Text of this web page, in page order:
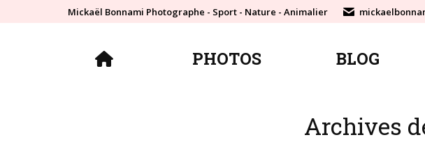
Mickaël Bonnami Photographe - Sport - Nature - Animalier
PHOTOS BLOG
Archives